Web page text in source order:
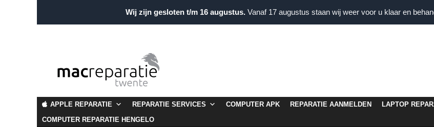
Wij zijn gesloten t/m 16 augustus. Vanaf 17 augustus staan wij weer voor u klaar en
APPLE REPARATIE REPARATIE SERVICES COMPUTER APK REPARATIE AANMELDEN LAPTOP
COMPUTER REPARATIE HENGELO